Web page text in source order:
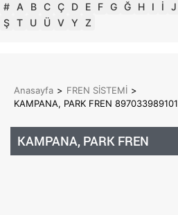
# A B C Ç D E F G Ğ H I İ J
Ş T U Ü V Y Z
Anasayfa > FREN SİSTEMİ >
KAMPANA, PARK FREN 897033989101
KAMPANA, PARK FREN